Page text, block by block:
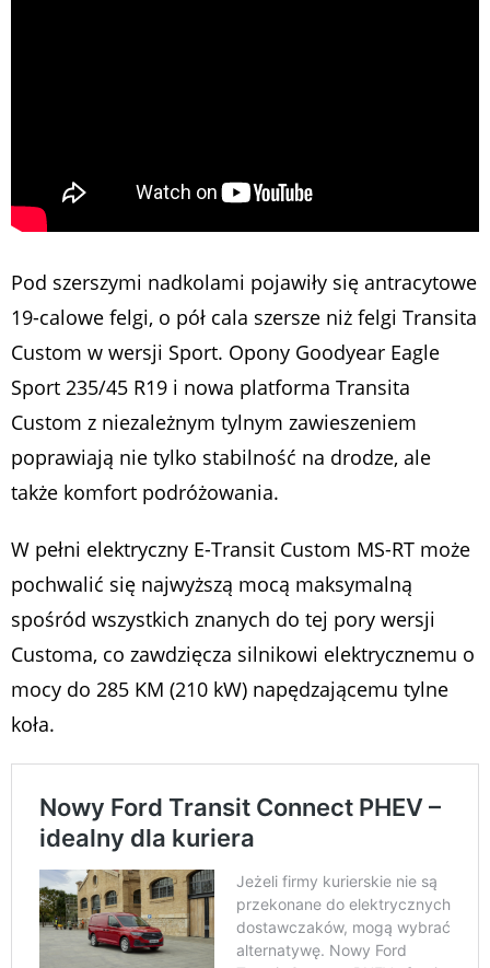
Pod szerszymi nadkolami pojawiły się antracytowe
19-calowe felgi, o pół cala szersze niż felgi Transita
Custom w wersji Sport. Opony Goodyear Eagle
Sport 235/45 R19 i nowa platforma Transita
Custom z niezależnym tylnym zawieszeniem
poprawiają nie tylko stabilność na drodze, ale
także komfort podróżowania.
W pełni elektryczny E-Transit Custom MS-RT może
pochwalić się najwyższą mocą maksymalną
spośród wszystkich znanych do tej pory wersji
Customa, co zawdzięcza silnikowi elektrycznemu o
mocy do 285 KM (210 kW) napędzającemu tylne
koła.